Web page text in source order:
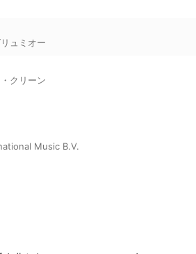
ュミオー
クリーン
Music B.V.